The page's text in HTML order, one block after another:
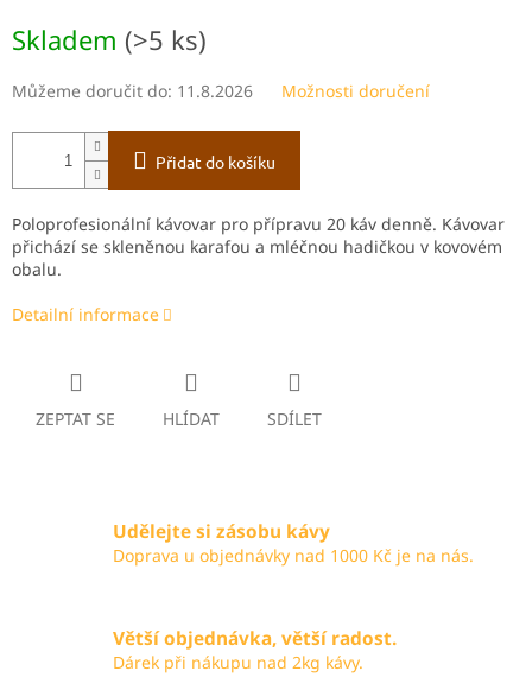
cena:
Skladem (>5 ks)
Můžeme doručit do: 11.8.2026 Možnosti doručení
Přidat do košíku
Poloprofesionální kávovar pro přípravu 20 káv denně. Kávovar
přichází se skleněnou karafou a mléčnou hadičkou v kovovém
obalu.
Detailní informace
ZEPTAT SE HLÍDAT SDÍLET
Udělejte si zásobu kávy
Doprava u objednávky nad 1000 Kč je na nás.
Větší objednávka, větší radost.
Dárek při nákupu nad 2kg kávy.